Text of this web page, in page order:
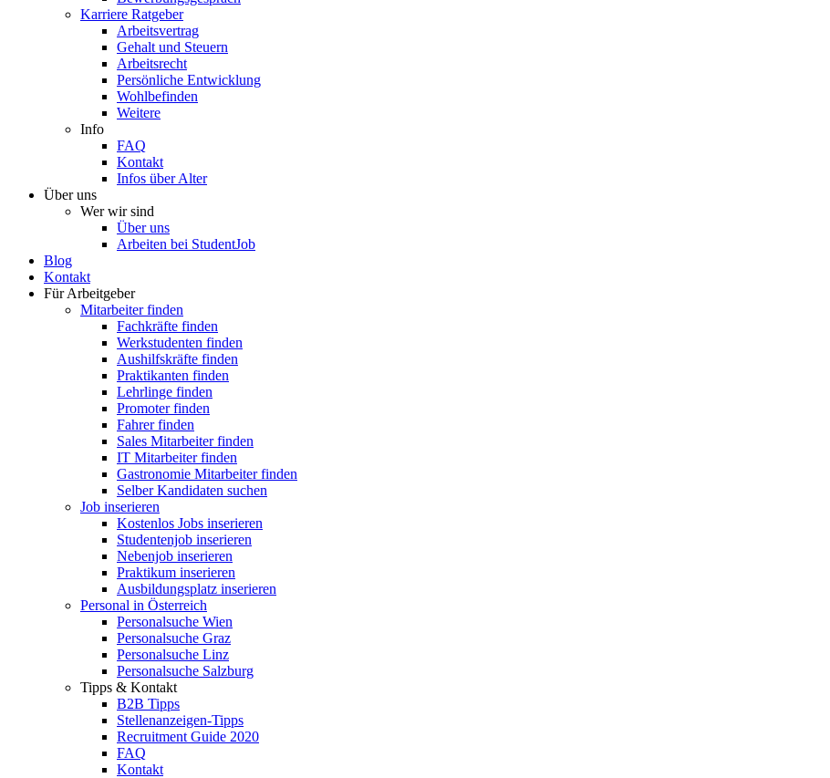
Karriere Ratgeber
Arbeitsvertrag
Gehalt und Steuern
Arbeitsrecht
Persönliche Entwicklung
Wohlbefinden
Weitere
Info
FAQ
Kontakt
Infos über Alter
Über uns
Wer wir sind
Über uns
Arbeiten bei StudentJob
Blog
Kontakt
Für Arbeitgeber
Mitarbeiter finden
Fachkräfte finden
Werkstudenten finden
Aushilfskräfte finden
Praktikanten finden
Lehrlinge finden
Promoter finden
Fahrer finden
Sales Mitarbeiter finden
IT Mitarbeiter finden
Gastronomie Mitarbeiter finden
Selber Kandidaten suchen
Job inserieren
Kostenlos Jobs inserieren
Studentenjob inserieren
Nebenjob inserieren
Praktikum inserieren
Ausbildungsplatz inserieren
Personal in Österreich
Personalsuche Wien
Personalsuche Graz
Personalsuche Linz
Personalsuche Salzburg
Tipps & Kontakt
B2B Tipps
Stellenanzeigen-Tipps
Recruitment Guide 2020
FAQ
Kontakt